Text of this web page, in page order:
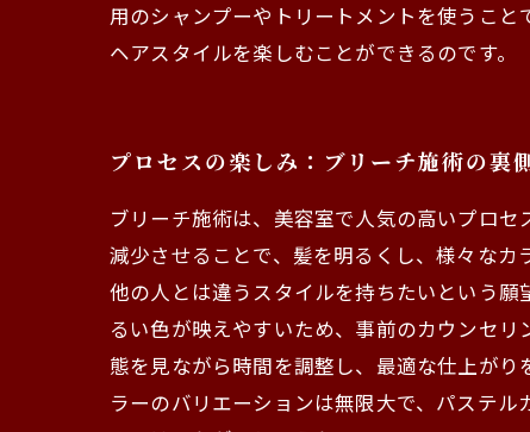
用のシャンプーやトリートメントを使うこ
ヘアスタイルを楽しむことができるのです。
プロセスの楽しみ：ブリーチ施術の裏
ブリーチ施術は、美容室で人気の高いプロ
減少させることで、髪を明るくし、様々なカ
他の人とは違うスタイルを持ちたいという
るい色が映えやすいため、事前のカウンセ
態を見ながら時間を調整し、最適な仕上が
ラーのバリエーションは無限大で、パステ